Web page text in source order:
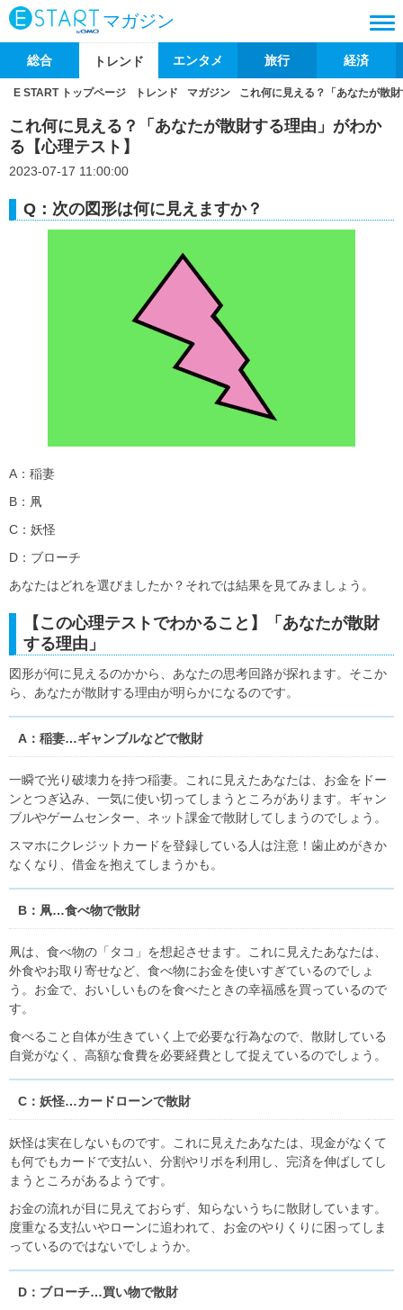
マガジン
総合 トレンド エンタメ 旅行 経済
E START トップページ トレンド マガジン これ何に見える？「あなたが散
これ何に見える？「あなたが散財する理由」がわか
る【心理テスト】
2023-07-17 11:00:00
Q：次の図形は何に見えますか？
A：稲妻
B：凧
C：妖怪
D：ブローチ
あなたはどれを選びましたか？それでは結果を見てみましょう。
【この心理テストでわかること】「あなたが散財
する理由」
図形が何に見えるのかから、あなたの思考回路が探れます。そこか
ら、あなたが散財する理由が明らかになるのです。
A：稲妻…ギャンブルなどで散財
一瞬で光り破壊力を持つ稲妻。これに見えたあなたは、お金をドー
ンとつぎ込み、一気に使い切ってしまうところがあります。ギャン
ブルやゲームセンター、ネット課金で散財してしまうのでしょう。
スマホにクレジットカードを登録している人は注意！歯止めがきか
なくなり、借金を抱えてしまうかも。
B：凧…食べ物で散財
凧は、食べ物の「タコ」を想起させます。これに見えたあなたは、
外食やお取り寄せなど、食べ物にお金を使いすぎているのでしょ
う。お金で、おいしいものを食べたときの幸福感を買っているので
す。
食べること自体が生きていく上で必要な行為なので、散財している
自覚がなく、高額な食費を必要経費として捉えているのでしょう。
C：妖怪…カードローンで散財
妖怪は実在しないものです。これに見えたあなたは、現金がなくて
も何でもカードで支払い、分割やリボを利用し、完済を伸ばしてし
まうところがあるようです。
お金の流れが目に見えておらず、知らないうちに散財しています。
度重なる支払いやローンに追われて、お金のやりくりに困ってしま
っているのではないでしょうか。
D：ブローチ…買い物で散財